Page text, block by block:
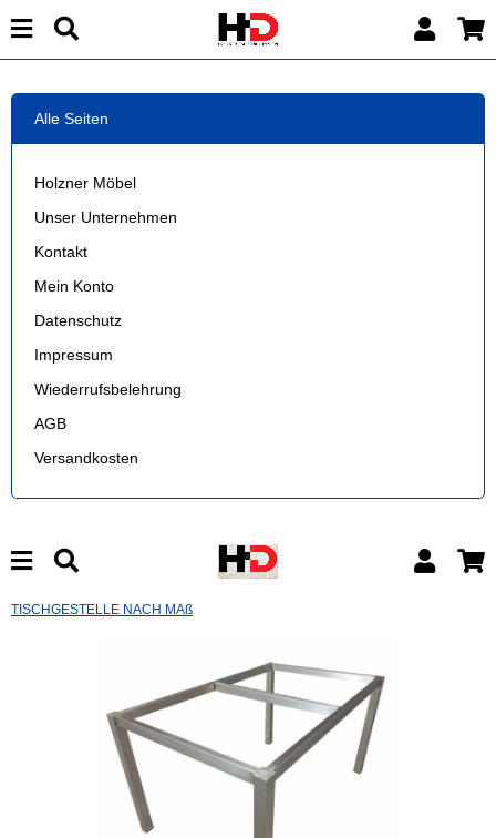
Alle Seiten
Holzner Möbel
Unser Unternehmen
Kontakt
Mein Konto
Datenschutz
Impressum
Wiederrufsbelehrung
AGB
Versandkosten
TISCHGESTELLE NACH MAß